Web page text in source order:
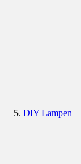
DIY Lampen